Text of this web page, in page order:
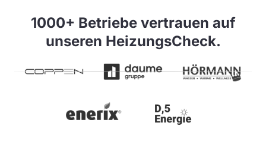
1000+ Betriebe vertrauen auf
unseren HeizungsCheck.